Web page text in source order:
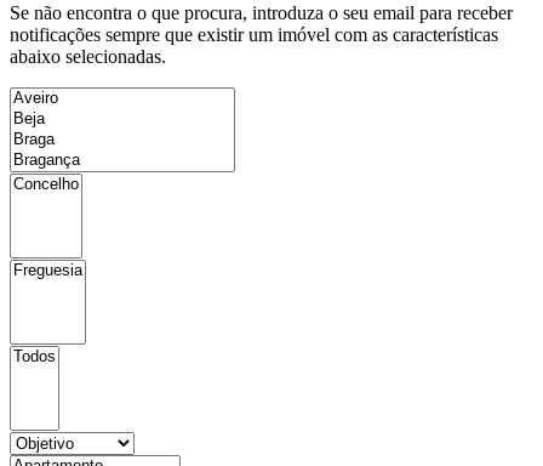
Se não encontra o que procura, introduza o seu email para receber
notificações sempre que existir um imóvel com as características
abaixo selecionadas.